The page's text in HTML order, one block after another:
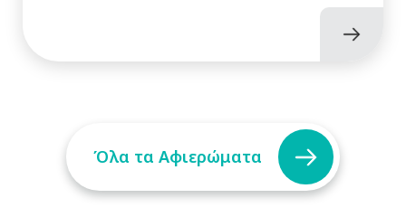
Όλα τα Αφιερώματα